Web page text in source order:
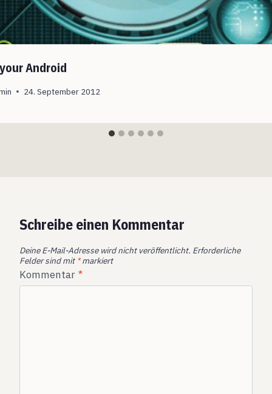
Android
24. September 2012
Schreibe einen Kommentar
Deine E-Mail-Adresse wird nicht veröffentlicht. Erforderliche
Felder sind mit *markiert
Kommentar *